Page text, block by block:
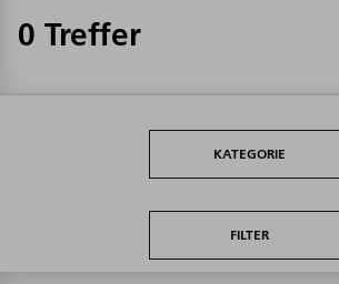
0 Treffer
KATEGORIE
FILTER